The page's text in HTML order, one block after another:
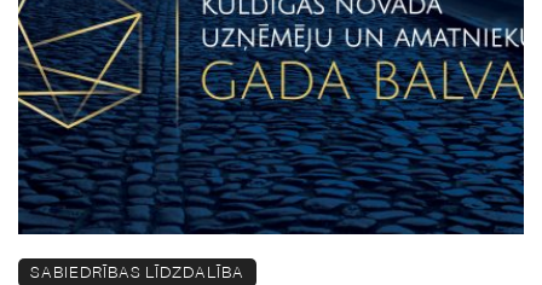
SABIEDRĪBAS LĪDZDALĪBA